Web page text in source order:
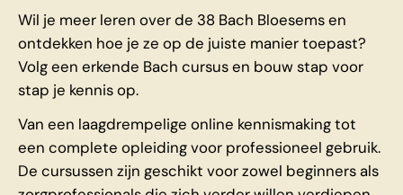
Wil je meer leren over de 38 Bach Bloesems en
ontdekken hoe je ze op de juiste manier toepast?
Volg een erkende Bach cursus en bouw stap voor
stap je kennis op.
Van een laagdrempelige online kennismaking tot
een complete opleiding voor professioneel gebruik.
De cursussen zijn geschikt voor zowel beginners als